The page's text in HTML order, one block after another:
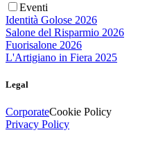
Eventi
Identità Golose 2026
Salone del Risparmio 2026
Fuorisalone 2026
L'Artigiano in Fiera 2025
Legal
CorporateCookie Policy
Privacy Policy